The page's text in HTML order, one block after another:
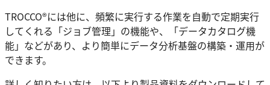
TROCCO®には他に、頻繁に実行する作業を自動で定期実行
してくれる「ジョブ管理」の機能や、「データカタログ機
能」などがあり、より簡単にデータ分析基盤の構築・運用が
できます。